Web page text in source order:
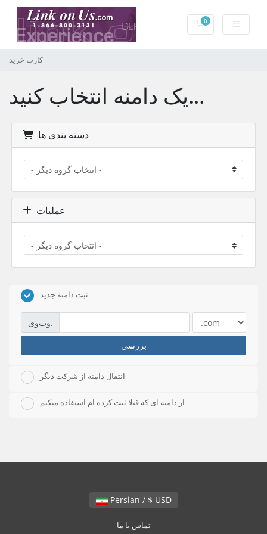
0کارت خرید
کارت خرید
یک دامنه انتخاب کنید...
دسته بندی ها
عملیات
ثبت دامنه جدید
وب‌وی.
بررسی
انتقال دامنه از شرکت دیگر
از دامنه ای که قبلا ثبت کرده ام استفاده میکنم
Persian / $ USD
تماس با ما